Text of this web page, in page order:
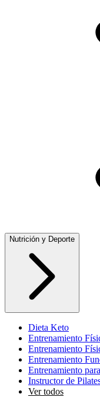
Nutrición y Deporte
Dieta Keto
Entrenamiento
Entrenamiento
Entrenamiento
Entrenamiento
Instructor de
Ver todos